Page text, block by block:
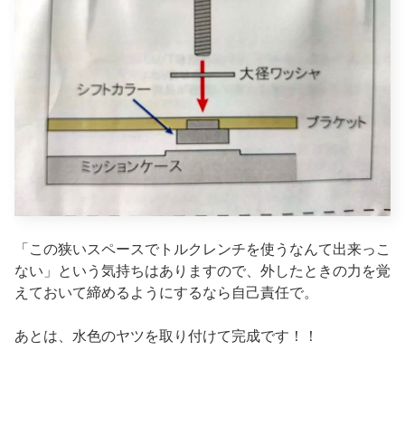
「この狭いスペースでトルクレンチを使うなんて出来っこ
ない」という気持ちはありますので、外したときの力を覚
えておいて締めるようにするなら自己責任で。
あとは、水色のヤツを取り付けて完成です！！